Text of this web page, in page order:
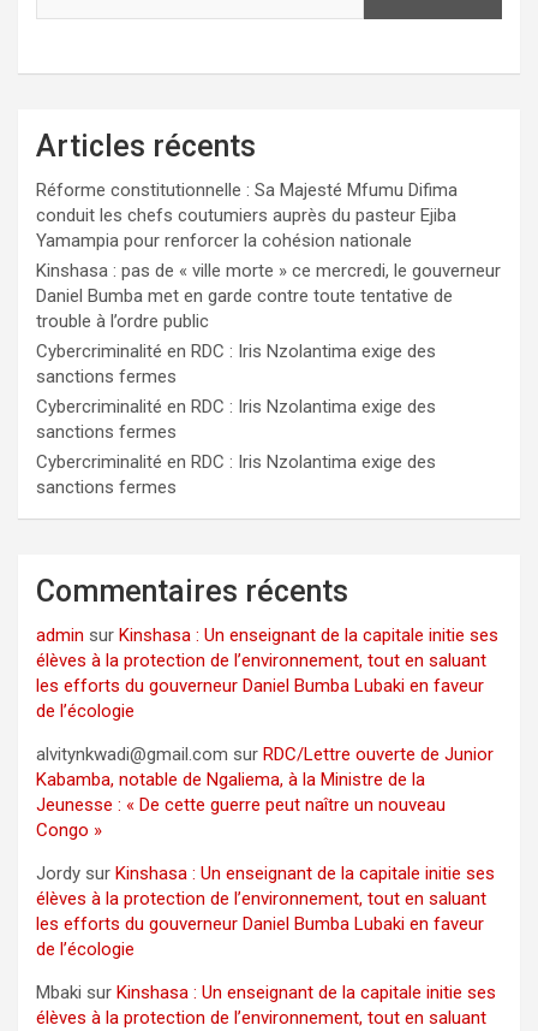
Articles récents
Réforme constitutionnelle : Sa Majesté Mfumu Difima
conduit les chefs coutumiers auprès du pasteur Ejiba
Yamampia pour renforcer la cohésion nationale
Kinshasa : pas de « ville morte » ce mercredi, le gouverneur
Daniel Bumba met en garde contre toute tentative de
trouble à l’ordre public
Cybercriminalité en RDC : Iris Nzolantima exige des
sanctions fermes
Cybercriminalité en RDC : Iris Nzolantima exige des
sanctions fermes
Cybercriminalité en RDC : Iris Nzolantima exige des
sanctions fermes
Commentaires récents
admin sur Kinshasa : Un enseignant de la capitale initie ses
élèves à la protection de l’environnement, tout en saluant
les efforts du gouverneur Daniel Bumba Lubaki en faveur
de l’écologie
alvitynkwadi@gmail.com sur RDC/Lettre ouverte de Junior
Kabamba, notable de Ngaliema, à la Ministre de la
Jeunesse : « De cette guerre peut naître un nouveau
Congo »
Jordy sur Kinshasa : Un enseignant de la capitale initie ses
élèves à la protection de l’environnement, tout en saluant
les efforts du gouverneur Daniel Bumba Lubaki en faveur
de l’écologie
Mbaki sur Kinshasa : Un enseignant de la capitale initie ses
élèves à la protection de l’environnement, tout en saluant